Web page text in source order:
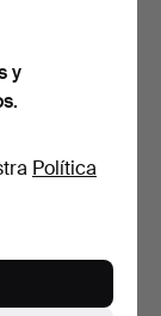
comedor de 5
y
Política